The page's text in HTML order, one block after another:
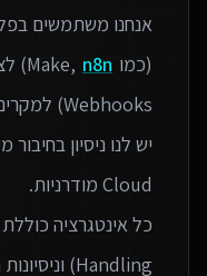
אנחנו משתמשים
(כמו Make, n8n